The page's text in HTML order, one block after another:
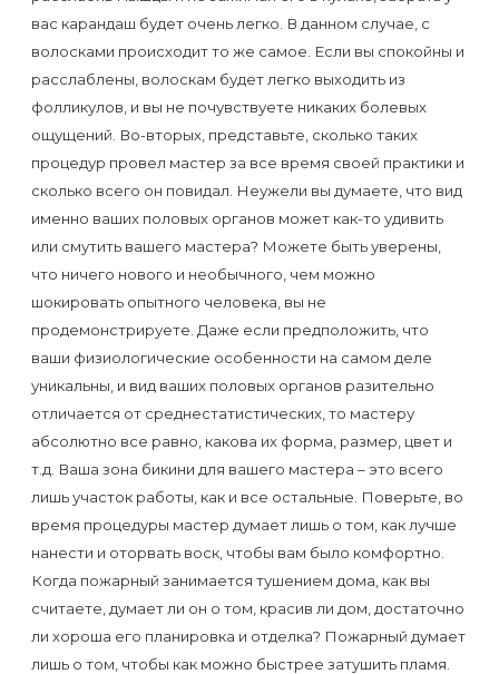
вас карандаш будет очень легко. В данном случае, с
волосками происходит то же самое. Если вы спокойны и
расслаблены, волоскам будет легко выходить из
фолликулов, и вы не почувствуете никаких болевых
ощущений. Во-вторых, представьте, сколько таких
процедур провел мастер за все время своей практики и
сколько всего он повидал. Неужели вы думаете, что вид
именно ваших половых органов может как-то удивить
или смутить вашего мастера? Можете быть уверены,
что ничего нового и необычного, чем можно
шокировать опытного человека, вы не
продемонстрируете. Даже если предположить, что
ваши физиологические особенности на самом деле
уникальны, и вид ваших половых органов разительно
отличается от среднестатистических, то мастеру
абсолютно все равно, какова их форма, размер, цвет и
т.д. Ваша зона бикини для вашего мастера – это всего
лишь участок работы, как и все остальные. Поверьте, во
время процедуры мастер думает лишь о том, как лучше
нанести и оторвать воск, чтобы вам было комфортно.
Когда пожарный занимается тушением дома, как вы
считаете, думает ли он о том, красив ли дом, достаточно
ли хороша его планировка и отделка? Пожарный думает
лишь о том, чтобы как можно быстрее затушить пламя.